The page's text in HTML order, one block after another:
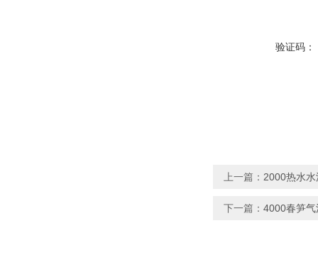
验证码：
上一篇： 2000热水
下一篇： 4000春笋